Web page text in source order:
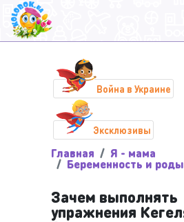
Война в Украине
Эксклюзивы
Главная Я - мама
Беременность и роды
Зачем выполнять
упражнения